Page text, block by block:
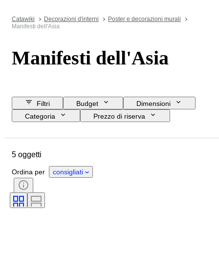
Catawiki Decorazioni d'interni
Poster e decorazioni murali
Manifesti dell'Asia
Manifesti dell'Asia
Filtri Budget
Dimensioni
Categoria
Prezzo di riserva
Condizioni
Soggetto
Epoca
5 oggetti
Ordina per consigliati